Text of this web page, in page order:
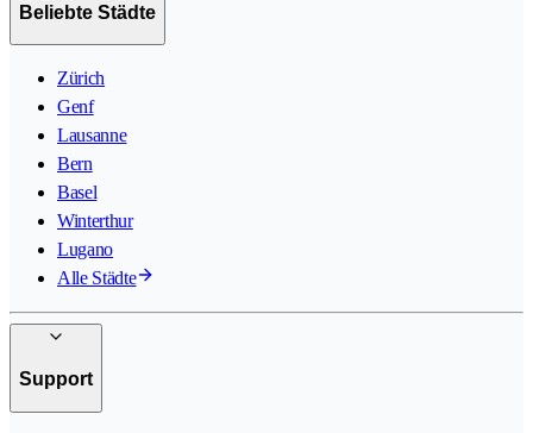
Beliebte Städte
Zürich
Genf
Lausanne
Bern
Basel
Winterthur
Lugano
Alle Städte
Support